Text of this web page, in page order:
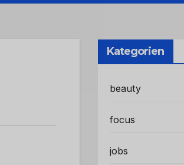
Kategorien
beauty
focus
jobs